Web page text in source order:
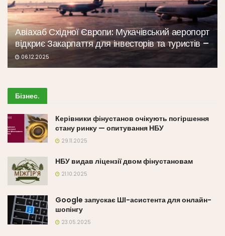
Авіахаб Східної Європи: Мукачівський аеропорт
відкриє Закарпаття для інвесторів та туристів –
06.12.2025
Бізнес.
Керівники фінустанов очікують погіршення
стану ринку — опитування НБУ
29.11.2025
НБУ видав ліцензії двом фінустановам
21.10.2025
Google запускає ШІ-асистента для онлайн-
шопінгу
23.05.2025